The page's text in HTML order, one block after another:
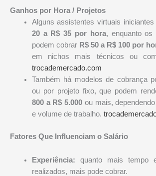
Ganhos por Hora / Projetos
Alguns assistentes virtuais
20 a R$ 35 por hora, enquanto os
podem cobrar R$ 50 a R$ 100 por
em nichos mais técnicos ou
trocademercado.com
Também há modelos de cobrança
ou por projeto fixo, que podem
800 a R$ 5.000 ou mais,
e volume de trabalho.
Fatores Que Influenciam o Salário
Experiência: quanto mais tempo
realizados, mais pode cobrar.